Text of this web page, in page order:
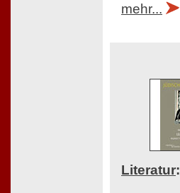
mehr...
Literatur: